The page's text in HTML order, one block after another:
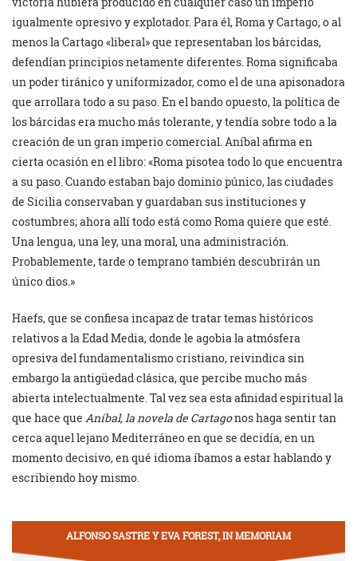
igualmente opresivo y explotador. Para él, Roma y Cartago, o al
menos la Cartago «liberal» que representaban los bárcidas,
defendían principios netamente diferentes. Roma significaba
un poder tiránico y uniformizador, como el de una apisonadora
que arrollara todo a su paso. En el bando opuesto, la política de
los bárcidas era mucho más tolerante, y tendía sobre todo a la
creación de un gran imperio comercial. Aníbal afirma en
cierta ocasión en el libro: «Roma pisotea todo lo que encuentra
a su paso. Cuando estaban bajo dominio púnico, las ciudades
de Sicilia conservaban y guardaban sus instituciones y
costumbres; ahora allí todo está como Roma quiere que esté.
Una lengua, una ley, una moral, una administración.
Probablemente, tarde o temprano también descubrirán un
único dios.»
Haefs, que se confiesa incapaz de tratar temas históricos
relativos a la Edad Media, donde le agobia la atmósfera
opresiva del fundamentalismo cristiano, reivindica sin
embargo la antigüedad clásica, que percibe mucho más
abierta intelectualmente. Tal vez sea esta afinidad espiritual la
que hace que Aníbal, la novela de Cartagonos haga sentir tan
cerca aquel lejano Mediterráneo en que se decidía, en un
momento decisivo, en qué idioma íbamos a estar hablando y
escribiendo hoy mismo.
ALFONSO SASTRE Y EVA FOREST, IN MEMORIAM